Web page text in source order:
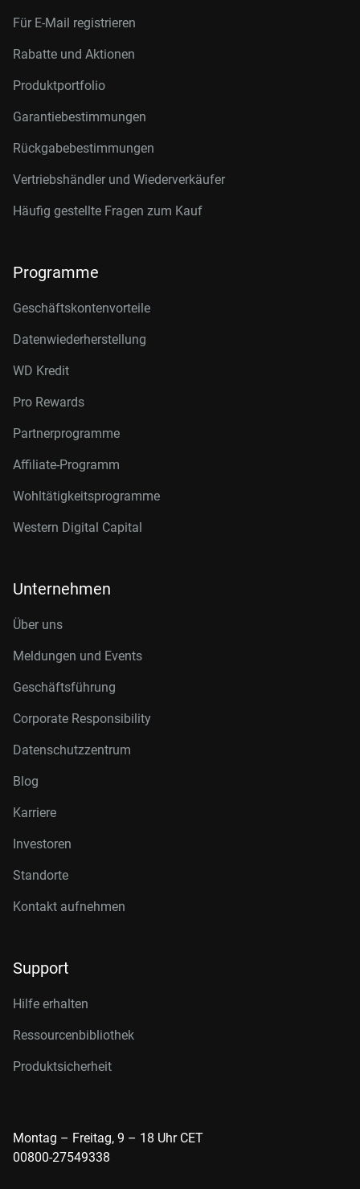
Für E-Mail registrieren
Rabatte und Aktionen
Produktportfolio
Garantiebestimmungen
Rückgabebestimmungen
Vertriebshändler und Wiederverkäufer
Häufig gestellte Fragen zum Kauf
Programme
Geschäftskontenvorteile
Datenwiederherstellung
WD Kredit
Pro Rewards
Partnerprogramme
Affiliate-Programm
Wohltätigkeitsprogramme
Western Digital Capital
Unternehmen
Über uns
Meldungen und Events
Geschäftsführung
Corporate Responsibility
Datenschutzzentrum
Blog
Karriere
Investoren
Standorte
Kontakt aufnehmen
Support
Hilfe erhalten
Ressourcenbibliothek
Produktsicherheit
Montag – Freitag, 9 – 18 Uhr CET
00800-27549338